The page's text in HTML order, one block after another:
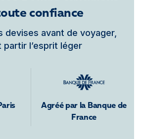
confiance
devises avant de voyager,
partir l’esprit léger
Agréé par la Banque de
France